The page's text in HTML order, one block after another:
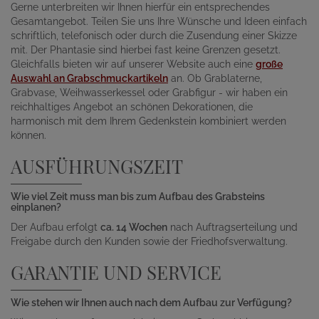
Gerne unterbreiten wir Ihnen hierfür ein entsprechendes
Gesamtangebot. Teilen Sie uns Ihre Wünsche und Ideen einfach
schriftlich, telefonisch oder durch die Zusendung einer Skizze
mit. Der Phantasie sind hierbei fast keine Grenzen gesetzt.
Gleichfalls bieten wir auf unserer Website auch eine große
Auswahl an Grabschmuckartikeln an. Ob Grablaterne,
Grabvase, Weihwasserkessel oder Grabfigur - wir haben ein
reichhaltiges Angebot an schönen Dekorationen, die
harmonisch mit dem Ihrem Gedenkstein kombiniert werden
können.
AUSFÜHRUNGSZEIT
Wie viel Zeit muss man bis zum Aufbau des Grabsteins
einplanen?
Der Aufbau erfolgt ca. 14 Wochen nach Auftragserteilung und
Freigabe durch den Kunden sowie der Friedhofsverwaltung.
GARANTIE UND SERVICE
Wie stehen wir Ihnen auch nach dem Aufbau zur Verfügung?